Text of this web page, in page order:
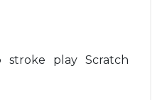
stroke play Scratch